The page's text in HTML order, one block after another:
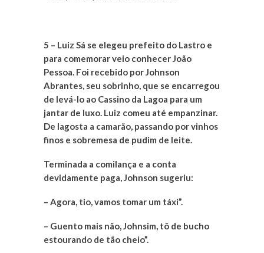
5 – Luiz Sá se elegeu prefeito do Lastro e
para comemorar veio conhecer João
Pessoa. Foi recebido por Johnson
Abrantes, seu sobrinho, que se encarregou
de levá-lo ao Cassino da Lagoa para um
jantar de luxo. Luiz comeu até empanzinar.
De lagosta a camarão, passando por vinhos
finos e sobremesa de pudim de leite.
Terminada a comilança e a conta
devidamente paga, Johnson sugeriu:
– Agora, tio, vamos tomar um táxi”.
– Guento mais não, Johnsim, tô de bucho
estourando de tão cheio”.